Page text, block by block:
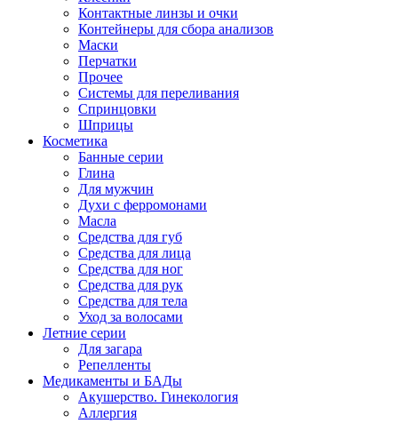
Контактные линзы и очки
Контейнеры для сбора анализов
Маски
Перчатки
Прочее
Системы для переливания
Спринцовки
Шприцы
Косметика
Банные серии
Глина
Для мужчин
Духи с ферромонами
Масла
Средства для губ
Средства для лица
Средства для ног
Средства для рук
Средства для тела
Уход за волосами
Летние серии
Для загара
Репелленты
Медикаменты и БАДы
Акушерство. Гинекология
Аллергия